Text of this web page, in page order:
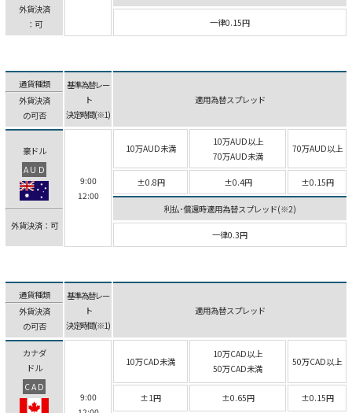
外貨決済
：可
一律0.15円
通貨種類
外貨決済
の可否
基準為替レー
ト
決定時間(※1)
適用為替スプレッド
豪ドル
AUD
外貨決済：可
9:00
12:00
10万AUD未満
10万AUD以上
70万AUD未満
70万AUD以上
±0.8円 ±0.4円 ±0.15円
利払･償還時適用為替スプレッド(※2)
一律0.3円
通貨種類
外貨決済
の可否
基準為替レー
ト
決定時間(※1)
適用為替スプレッド
カナダ
ドル
CAD
9:00
10万CAD未満
10万CAD以上
50万CAD未満
50万CAD以上
±1円 ±0.65円 ±0.15円